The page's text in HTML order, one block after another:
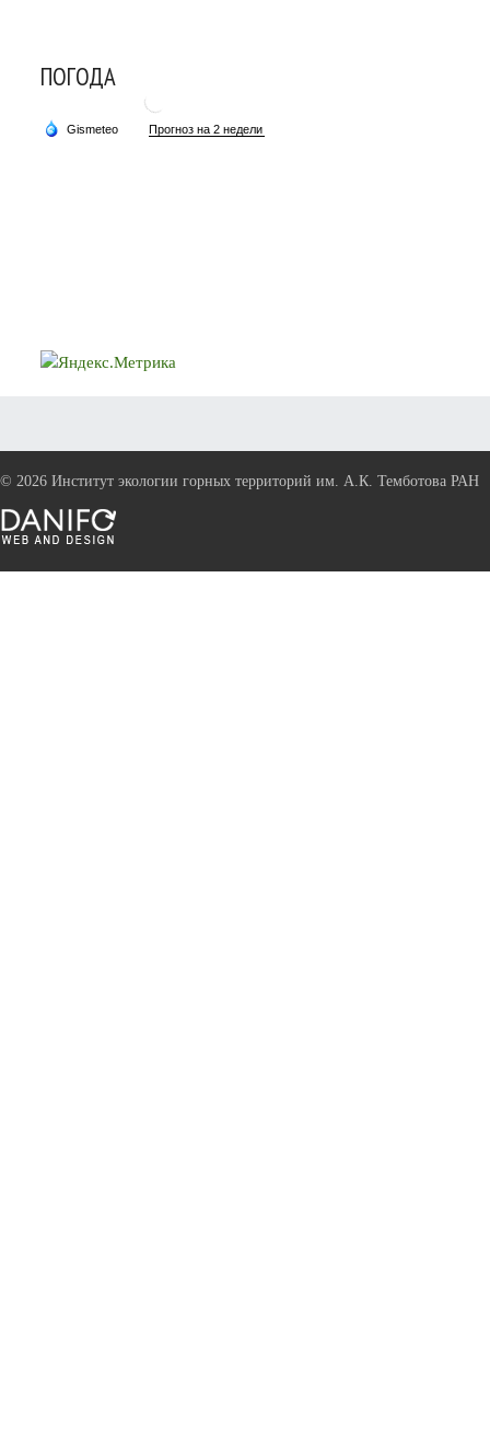
ПОГОДА
© 2026 Институт экологии горных территорий им. А.К. Темботова РАН